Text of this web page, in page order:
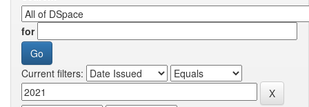
for
Current filters: